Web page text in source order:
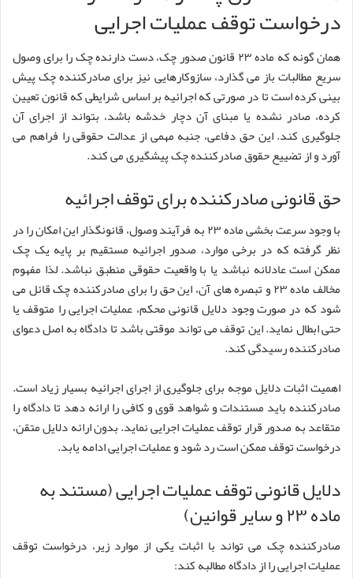
درخواست توقف عملیات اجرایی
همان گونه که ماده ۲۳ قانون صدور چک، دست دارنده چک را برای وصول
سریع مطالبات باز می گذارد، سازوکارهایی نیز برای صادرکننده چک پیش
بینی کرده است تا در صورتی که اجرائیه بر اساس شرایطی که قانون تعیین
کرده، صادر نشده یا مبنای آن دچار خدشه باشد، بتواند از اجرای آن
جلوگیری کند. این حق دفاعی، جنبه مهمی از عدالت حقوقی را فراهم می
آورد و از تضییع حقوق صادرکننده چک پیشگیری می کند.
حق قانونی صادرکننده برای توقف اجرائیه
با وجود سرعت بخشی ماده ۲۳ به فرآیند وصول، قانونگذار این امکان را در
نظر گرفته که در برخی موارد، صدور اجرائیه مستقیم بر پایه یک چک
ممکن است عادلانه نباشد یا با واقعیت حقوقی منطبق نباشد. لذا مفهوم
مخالف ماده ۲۳ و تبصره های آن، این حق را برای صادرکننده چک قائل می
شود که در صورت وجود دلایل قانونی محکم، عملیات اجرایی را متوقف یا
حتی ابطال نماید. این توقف می تواند موقتی باشد تا دادگاه به اصل دعوای
صادرکننده رسیدگی کند.
اهمیت اثبات دلایل موجه برای جلوگیری از اجرای اجرائیه بسیار زیاد است.
صادرکننده باید مستندات و شواهد قوی و کافی را ارائه دهد تا دادگاه را
متقاعد به صدور قرار توقف عملیات اجرایی نماید. بدون ارائه دلایل متقن،
درخواست توقف ممکن است رد شود و عملیات اجرایی ادامه یابد.
دلایل قانونی توقف عملیات اجرایی (مستند به
ماده ۲۳ و سایر قوانین)
صادرکننده چک می تواند با اثبات یکی از موارد زیر، درخواست توقف
عملیات اجرایی را از دادگاه مطالبه کند: